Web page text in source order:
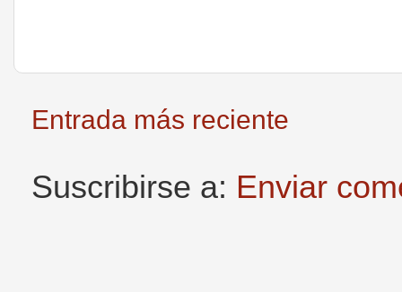
Entrada más reciente
Suscribirse a: Enviar